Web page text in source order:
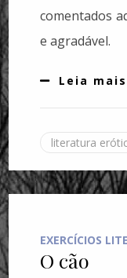
comentados
e agradável.
Leia
literatura
EXERCÍCIOS
O cão